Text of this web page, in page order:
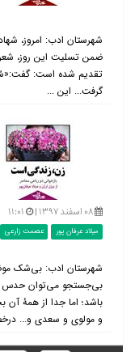
شهرستان ادب: امروز،
ضمن تسلیت این روز،
تقدیم شده است:
گرفت... این ...
۰۸ اسفند ۱۳۹۷ | ۱۱:۰۱
میلاد عرفان پور عصمت زارعی
شهرستان ادب: بی‌شک
بی‌جستجو می‌توان حدس
باشد؛ اما جدا از همۀ
و مولوی و سعدی و...